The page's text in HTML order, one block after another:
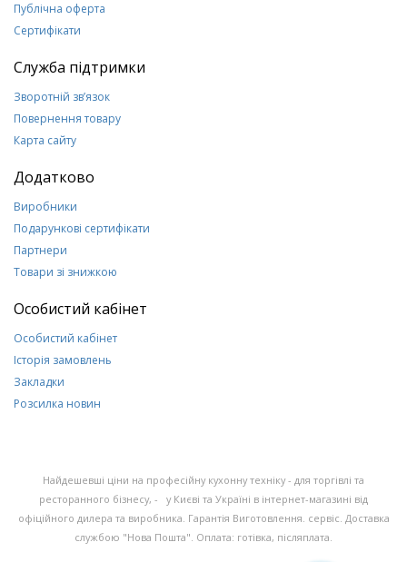
Публічна оферта
Сертифікати
Служба підтримки
Зворотній зв’язок
Повернення товару
Карта сайту
Додатково
Виробники
Подарункові сертифікати
Партнери
Товари зі знижкою
Особистий кабінет
Особистий кабінет
Історія замовлень
Закладки
Розсилка новин
Найдешевші ціни на професійну кухонну техніку - для торгівлі та
ресторанного бізнесу, - у Києві та Україні в інтернет-магазині від
офіційного дилера та виробника. Гарантія Виготовлення. сервіс. Доставка
службою "Нова Пошта". Оплата: готівка, післяплата.